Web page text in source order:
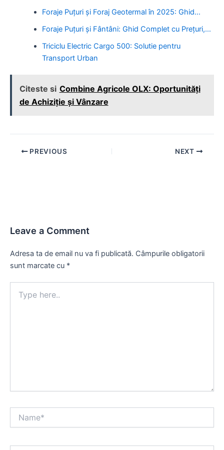
Foraje Puțuri și Foraj Geotermal în 2025: Ghid…
Foraje Puțuri și Fântâni: Ghid Complet cu Prețuri,…
Triciclu Electric Cargo 500: Solutie pentru
Transport Urban
Citeste si Combine Agricole OLX: Oportunități
de Achiziție și Vânzare
Post PREVIOUS NEXT
Leave a Comment
Adresa ta de email nu va fi publicată. Câmpurile obligatorii
sunt marcate cu *
here..